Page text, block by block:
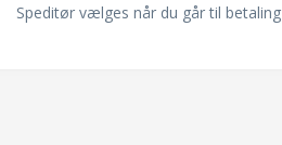
Speditør vælges når du går til betaling